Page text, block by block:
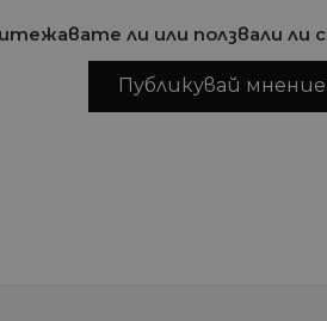
ли или ползвали ли
Публикувай мнение